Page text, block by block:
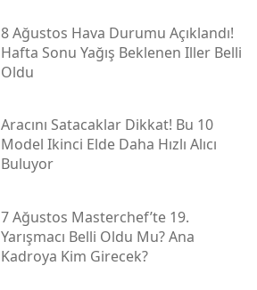
8 Ağustos Hava Durumu Açıklandı!
Hafta Sonu Yağış Beklenen Iller Belli
Oldu
Aracını Satacaklar Dikkat! Bu 10
Model Ikinci Elde Daha Hızlı Alıcı
Buluyor
7 Ağustos Masterchef’te 19.
Yarışmacı Belli Oldu Mu? Ana
Kadroya Kim Girecek?